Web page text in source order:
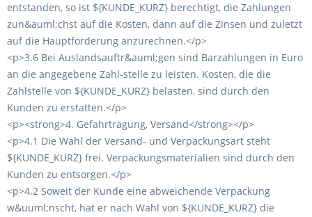
entstanden, so ist ${KUNDE_KURZ} berechtigt, die Zahlungen
zun&auml;chst auf die Kosten, dann auf die Zinsen und zuletzt
auf die Hauptforderung anzurechnen.</p>
<p>3.6 Bei Auslandsauftr&auml;gen sind Barzahlungen in Euro
an die angegebene Zahl-stelle zu leisten. Kosten, die die
Zahlstelle von ${KUNDE_KURZ} belasten, sind durch den
Kunden zu erstatten.</p>
<p><strong>4. Gefahrtragung, Versand</strong></p>
<p>4.1 Die Wahl der Versand- und Verpackungsart steht
${KUNDE_KURZ} frei. Verpackungsmaterialien sind durch den
Kunden zu entsorgen.</p>
<p>4.2 Soweit der Kunde eine abweichende Verpackung
w&uuml;nscht, hat er nach Wahl von ${KUNDE_KURZ} die